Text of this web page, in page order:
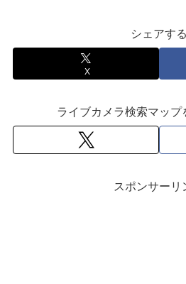
シェアする
X
ライブカメラ検索マップ
スポンサーリ